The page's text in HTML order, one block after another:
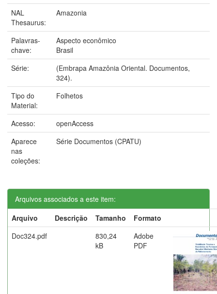
NAL
Thesaurus:
Amazonia
Palavras-
chave:
Aspecto econômico
Brasil
Série:
(Embrapa Amazônia Oriental. Documentos,
324).
Tipo do
Material:
Folhetos
Acesso:
openAccess
Aparece
nas
coleções:
Série Documentos (CPATU)
Arquivos associados a este item:
Arquivo
Descrição Tamanho
Formato
Doc324.pdf
830,24
kB
Adobe
PDF